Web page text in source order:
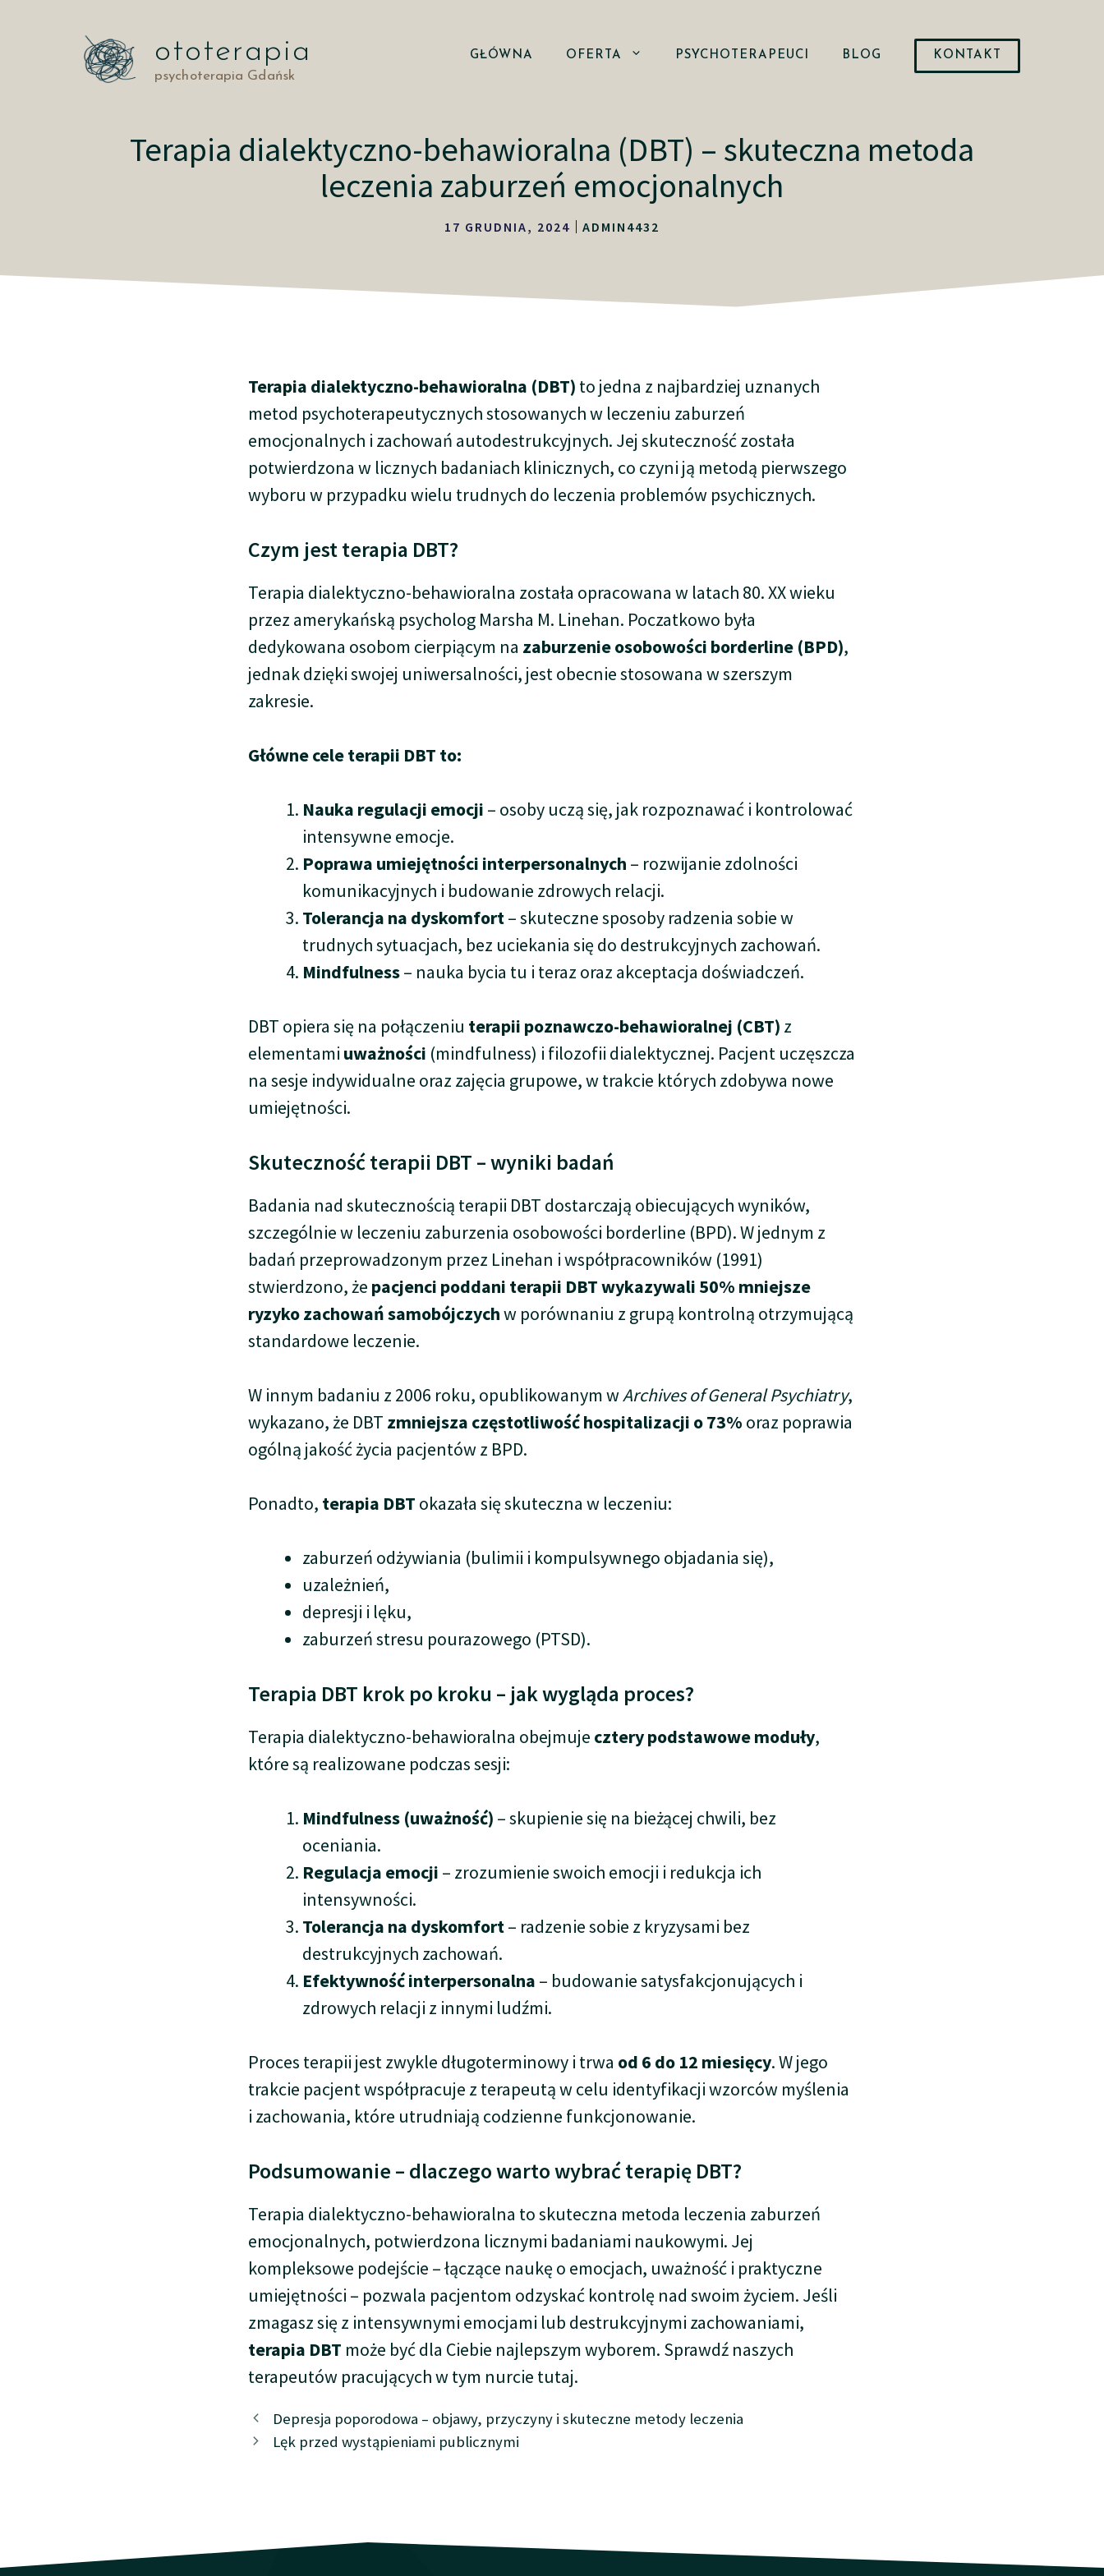
ototerapia
psychoterapia Gdańsk
GŁÓWNA OFERTA PSYCHOTERAPEUCI BLOG KONTAKT
Terapia dialektyczno-behawioralna (DBT) – skuteczna metoda
leczenia zaburzeń emocjonalnych
17 GRUDNIA, 2024 ADMIN4432
Terapia dialektyczno-behawioralna (DBT) to jedna z najbardziej uznanych
metod psychoterapeutycznych stosowanych w leczeniu zaburzeń
emocjonalnych i zachowań autodestrukcyjnych. Jej skuteczność została
potwierdzona w licznych badaniach klinicznych, co czyni ją metodą pierwszego
wyboru w przypadku wielu trudnych do leczenia problemów psychicznych.
Czym jest terapia DBT?
Terapia dialektyczno-behawioralna została opracowana w latach 80. XX wieku
przez amerykańską psycholog Marsha M. Linehan. Poczatkowo była
dedykowana osobom cierpiącym na zaburzenie osobowości borderline (BPD),
jednak dzięki swojej uniwersalności, jest obecnie stosowana w szerszym
zakresie.
Główne cele terapii DBT to:
Nauka regulacji emocji – osoby uczą się, jak rozpoznawać i kontrolować
intensywne emocje.
Poprawa umiejętności interpersonalnych – rozwijanie zdolności
komunikacyjnych i budowanie zdrowych relacji.
Tolerancja na dyskomfort– skuteczne sposoby radzenia sobie w
trudnych sytuacjach, bez uciekania się do destrukcyjnych zachowań.
Mindfulness– nauka bycia tu i teraz oraz akceptacja doświadczeń.
DBT opiera się na połączeniu terapii poznawczo-behawioralnej (CBT) z
elementami uważności (mindfulness) i filozofii dialektycznej. Pacjent uczęszcza
na sesje indywidualne oraz zajęcia grupowe, w trakcie których zdobywa nowe
umiejętności.
Skuteczność terapii DBT – wyniki badań
Badania nad skutecznością terapii DBT dostarczają obiecujących wyników,
szczególnie w leczeniu zaburzenia osobowości borderline (BPD). W jednym z
badań przeprowadzonym przez Linehan i współpracowników (1991)
stwierdzono, że pacjenci poddani terapii DBT wykazywali 50% mniejsze
ryzyko zachowań samobójczychw porównaniu z grupą kontrolną otrzymującą
standardowe leczenie.
W innym badaniu z 2006 roku, opublikowanym wArchives of General Psychiatry,
wykazano, że DBT zmniejsza częstotliwość hospitalizacji o 73% oraz poprawia
ogólną jakość życia pacjentów z BPD.
Ponadto, terapia DBT okazała się skuteczna w leczeniu:
zaburzeń odżywiania (bulimii i kompulsywnego objadania się),
uzależnień,
depresji i lęku,
zaburzeń stresu pourazowego (PTSD).
Terapia DBT krok po kroku – jak wygląda proces?
Terapia dialektyczno-behawioralna obejmuje cztery podstawowe moduły,
które są realizowane podczas sesji:
Mindfulness (uważność) – skupienie się na bieżącej chwili, bez
oceniania.
Regulacja emocji – zrozumienie swoich emocji i redukcja ich
intensywności.
Tolerancja na dyskomfort– radzenie sobie z kryzysami bez
destrukcyjnych zachowań.
Efektywność interpersonalna – budowanie satysfakcjonujących i
zdrowych relacji z innymi ludźmi.
Proces terapii jest zwykle długoterminowy i trwa od 6 do 12 miesięcy. W jego
trakcie pacjent współpracuje z terapeutą w celu identyfikacji wzorców myślenia
i zachowania, które utrudniają codzienne funkcjonowanie.
Podsumowanie – dlaczego warto wybrać terapię DBT?
Terapia dialektyczno-behawioralna to skuteczna metoda leczenia zaburzeń
emocjonalnych, potwierdzona licznymi badaniami naukowymi. Jej
kompleksowe podejście – łączące naukę o emocjach, uważność i praktyczne
umiejętności – pozwala pacjentom odzyskać kontrolę nad swoim życiem. Jeśli
zmagasz się z intensywnymi emocjami lub destrukcyjnymi zachowaniami,
terapia DBT może być dla Ciebie najlepszym wyborem. Sprawdź naszych
terapeutów pracujących w tym nurcie tutaj.
Depresja poporodowa – objawy, przyczyny i skuteczne metody leczenia
Lęk przed wystąpieniami publicznymi